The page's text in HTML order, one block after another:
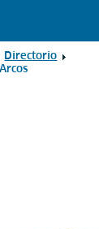
Directorio